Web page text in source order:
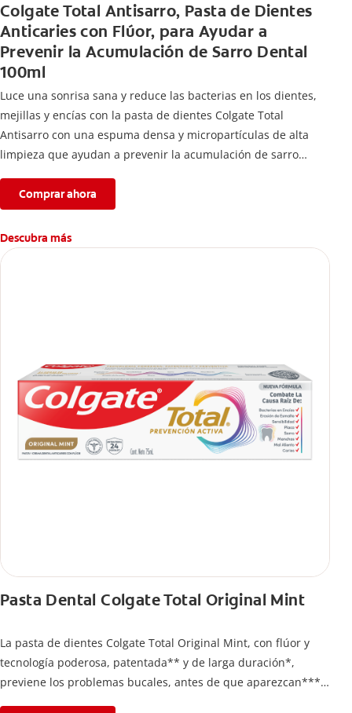
Colgate Total Antisarro, Pasta de Dientes
Anticaries con Flúor, para Ayudar a
Prevenir la Acumulación de Sarro Dental
100ml
Luce una sonrisa sana y reduce las bacterias en los dientes,
mejillas y encías con la pasta de dientes Colgate Total
Antisarro con una espuma densa y micropartículas de alta
limpieza que ayudan a prevenir la acumulación de sarro
Comprar ahora
Descubra más
Pasta Dental Colgate Total Original Mint
La pasta de dientes Colgate Total Original Mint, con flúor y
tecnología poderosa, patentada** y de larga duración*,
previene los problemas bucales, antes de que aparezcan****.